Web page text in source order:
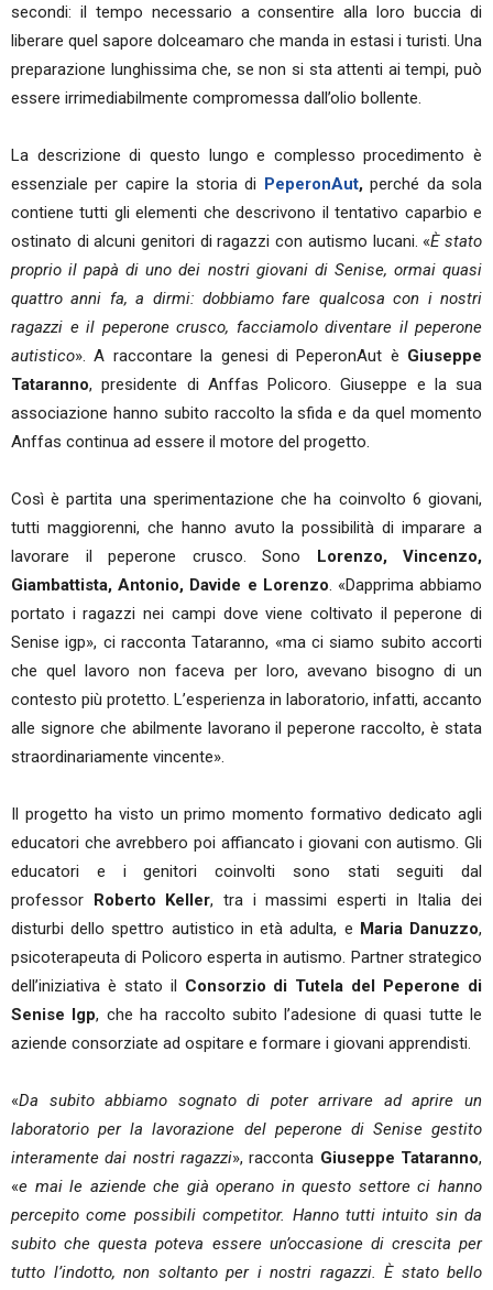
secondi: il tempo necessario a consentire alla loro buccia di
liberare quel sapore dolceamaro che manda in estasi i turisti. Una
preparazione lunghissima che, se non si sta attenti ai tempi, può
essere irrimediabilmente compromessa dall’olio bollente.
La descrizione di questo lungo e complesso procedimento è
essenziale per capire la storia di PeperonAut,perché da sola
contiene tutti gli elementi che descrivono il tentativo caparbio e
ostinato di alcuni genitori di ragazzi con autismo lucani. «È stato
proprio il papà di uno dei nostri giovani di Senise, ormai quasi
quattro anni fa, a dirmi: dobbiamo fare qualcosa con i nostri
ragazzi e il peperone crusco, facciamolo diventare il peperone
autistico». A raccontare la genesi di PeperonAut è Giuseppe
Tataranno, presidente di Anffas Policoro. Giuseppe e la sua
associazione hanno subito raccolto la sfida e da quel momento
Anffas continua ad essere il motore del progetto.
Così è partita una sperimentazione che ha coinvolto 6 giovani,
tutti maggiorenni, che hanno avuto la possibilità di imparare a
lavorare il peperone crusco. Sono Lorenzo, Vincenzo,
Giambattista, Antonio, Davide e Lorenzo. «Dapprima abbiamo
portato i ragazzi nei campi dove viene coltivato il peperone di
Senise igp», ci racconta Tataranno, «ma ci siamo subito accorti
che quel lavoro non faceva per loro, avevano bisogno di un
contesto più protetto. L’esperienza in laboratorio, infatti, accanto
alle signore che abilmente lavorano il peperone raccolto, è stata
straordinariamente vincente».
Il progetto ha visto un primo momento formativo dedicato agli
educatori che avrebbero poi affiancato i giovani con autismo. Gli
educatori e i genitori coinvolti sono stati seguiti dal
professor Roberto Keller, tra i massimi esperti in Italia dei
disturbi dello spettro autistico in età adulta, e Maria Danuzzo,
psicoterapeuta di Policoro esperta in autismo. Partner strategico
dell’iniziativa è stato il Consorzio di Tutela del Peperone di
Senise Igp, che ha raccolto subito l’adesione di quasi tutte le
aziende consorziate ad ospitare e formare i giovani apprendisti.
«Da subito abbiamo sognato di poter arrivare ad aprire un
laboratorio per la lavorazione del peperone di Senise gestito
interamente dai nostri ragazzi», racconta Giuseppe Tataranno,
«e mai le aziende che già operano in questo settore ci hanno
percepito come possibili competitor. Hanno tutti intuito sin da
subito che questa poteva essere un’occasione di crescita per
tutto l’indotto, non soltanto per i nostri ragazzi. È stato bello